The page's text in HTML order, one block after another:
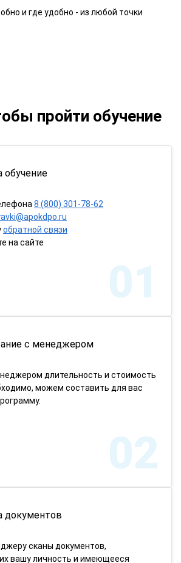
и где удобно - из любой точки
пройти обучение
обучение
8 (800) 301-78-62
обратной связи
на сайте
01
с менеджером
длительность и стоимость
можем составить для вас
02
документов
сканы документов,
вашу личность и имеющееся